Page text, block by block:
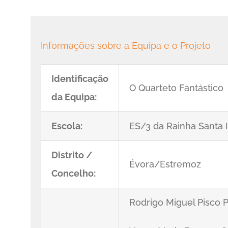
Informações sobre a Equipa e o Projeto
Identificação
da Equipa:
O Quarteto Fantástico
Escola: ES/3 da Rainha Santa
Distrito /
Concelho:
Évora/Estremoz
Rodrigo Miguel Pisco